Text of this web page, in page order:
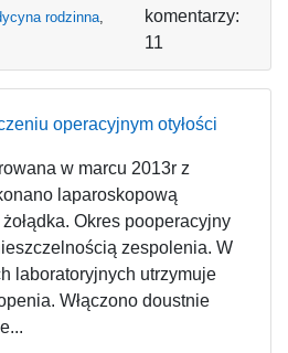
rodzinna,
komentarzy:
11
operacyjnym otyłości
w marcu 2013r z
laparoskopową
Okres pooperacyjny
zespolenia. W
laboratoryjnych utrzymuje
Włączono doustnie